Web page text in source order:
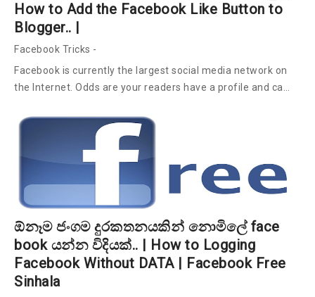
How to Add the Facebook Like Button to
Blogger.. |
Facebook Tricks -
Facebook is currently the largest social media network on
the Internet. Odds are your readers have a profile and ca…
ඕනෑම ජංගම දුරකතනයකින් නොමිලේ face
book යන්න විදියක්.. | How to Logging
Facebook Without DATA | Facebook Free
Sinhala